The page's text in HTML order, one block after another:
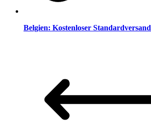
Belgien: Kostenloser Standardversand